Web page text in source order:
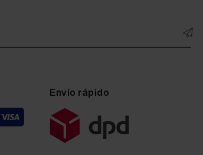
Envío rápido